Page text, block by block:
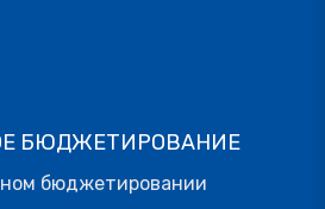
БЮДЖЕТИРОВАНИЕ
бюджетировании